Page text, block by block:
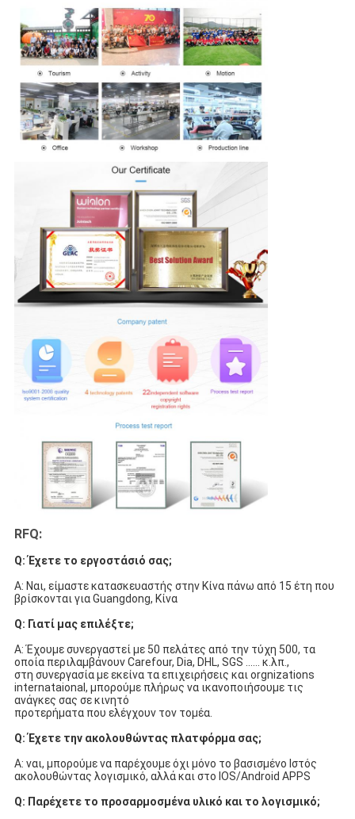
RFQ:
Q: Έχετε το εργοστάσιό σας;
Α: Ναι, είμαστε κατασκευαστής στην Κίνα πάνω από 15 έτη που
βρίσκονται για Guangdong, Κίνα
Q: Γιατί μας επιλέξτε;
Α: Έχουμε συνεργαστεί με 50 πελάτες από την τύχη 500, τα
οποία περιλαμβάνουν Carefour, Dia, DHL, SGS ...... κ.λπ.,
στη συνεργασία με εκείνα τα επιχειρήσεις και orgnizations
internataional, μπορούμε πλήρως να ικανοποιήσουμε τις
ανάγκες σας σε κινητό
προτερήματα που ελέγχουν τον τομέα.
Q: Έχετε την ακολουθώντας πλατφόρμα σας;
Α: ναι, μπορούμε να παρέχουμε όχι μόνο το βασισμένο Ιστός
ακολουθώντας λογισμικό, αλλά και στο IOS/Android APPS
Q: Παρέχετε το προσαρμοσμένα υλικό και το λογισμικό;